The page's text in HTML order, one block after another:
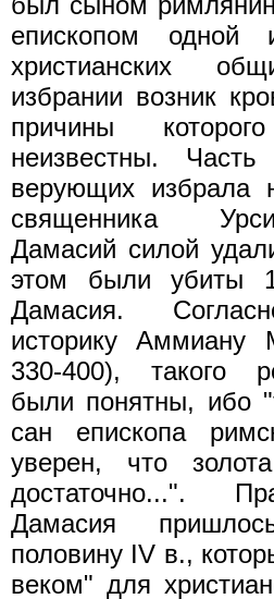
епископом одной
христианских
избрании возник
причины
неизвестны.
верующих избрала
священника
Дамасий силой
этом были убиты
Дамасия.
историку Аммиану
330-400), такого
были понятны, ибо
сан епископа
уверен, что
достаточно...".
Дамасия
половину IV в.,
веком" для